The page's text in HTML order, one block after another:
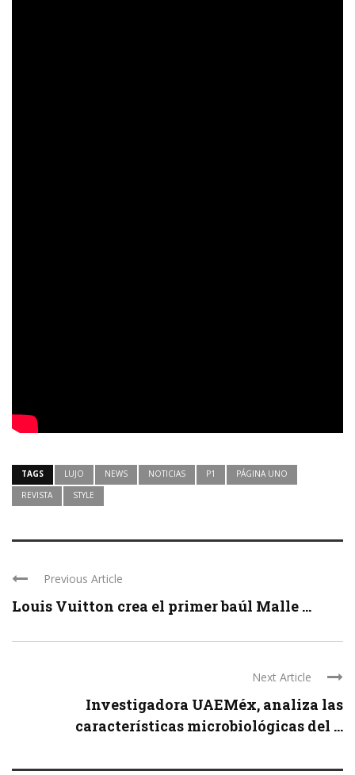
TAGS LUJO NEWS NOTICIAS P1
PÁGINA UNO
REVISTA
STYLE
Previous Article
Louis Vuitton crea el primer baúl Malle ...
Next Article
Investigadora UAEMéx, analiza las
características microbiológicas del ...